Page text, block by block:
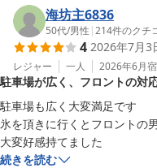
海坊主6836
50代/男性 |214件のクチ
4 2026年7月3
レジャー 一人 2026年6月
駐車場が広く、フロントの対
駐車場も広く大変満足です
氷を頂きに行くとフロントの
大変好感持てました
続きを読む